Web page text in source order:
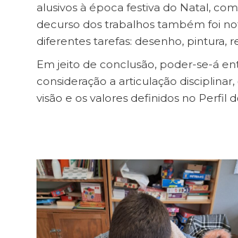
alusivos à época festiva do Natal,
decurso dos trabalhos também foi
diferentes tarefas: desenho, pintura,
Em jeito de conclusão, poder-se-á
consideração a articulação
visão e os valores definidos no